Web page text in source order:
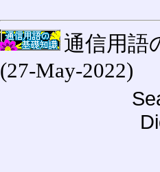
通信用語
(27-May-2022)